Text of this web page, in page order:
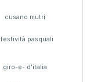
cusano mutri
festività pasquali
giro-e- d'italia